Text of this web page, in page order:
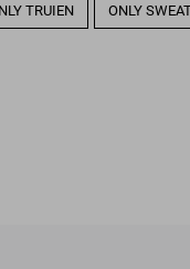
TRUIEN ONLY